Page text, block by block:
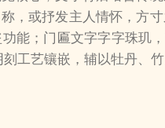
，或抒发主人情怀，方
能；门匾文字字字珠玑，
工艺镶嵌，辅以牡丹、